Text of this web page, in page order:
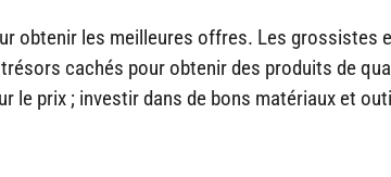
obtenir les meilleures offres. Les grossistes
cachés pour obtenir des produits de
le prix ; investir dans de bons matériaux et